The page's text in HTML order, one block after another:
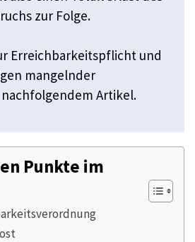
zur Folge.
Erreichbarkeitspflicht und
mangelnder
Artikel.
Punkte im